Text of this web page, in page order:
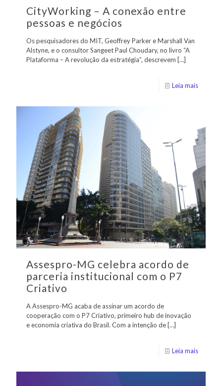
CityWorking – A conexão entre
pessoas e negócios
Os pesquisadores do MIT, Geoffrey Parker e Marshall Van
Alstyne, e o consultor Sangeet Paul Choudary, no livro “A
Plataforma – A revolução da estratégia”, descrevem […]
Leia mais
Assespro-MG celebra acordo de
parceria institucional com o P7
Criativo
A Assespro-MG acaba de assinar um acordo de
cooperação com o P7 Criativo, primeiro hub de inovação
e economia criativa do Brasil. Com a intenção de[…]
Leia mais